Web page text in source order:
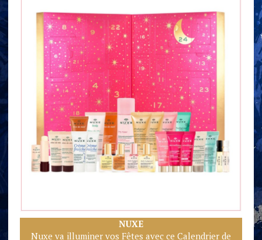
NUXE
Nuxe va illuminer vos Fêtes avec ce Calendrier de